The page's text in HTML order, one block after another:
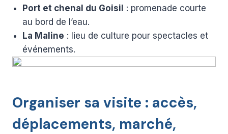
Port et chenal du Goisil : promenade courte
au bord de l’eau.
La Maline : lieu de culture pour spectacles et
événements.
Organiser sa visite : accès,
déplacements, marché,